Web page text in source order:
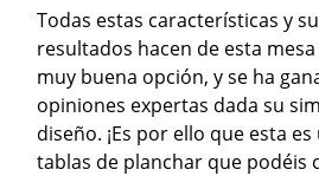
Todas estas características y
resultados hacen de esta
muy buena opción, y se ha
opiniones expertas dada su
diseño. ¡Es por ello que esta
tablas de planchar que podéis